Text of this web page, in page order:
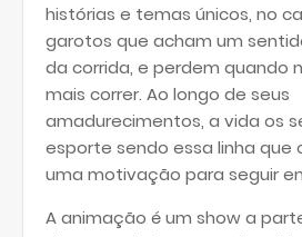
histórias e temas únicos, no
garotos que acham um
da corrida, e perdem quando
mais correr. Ao longo de seus
amadurecimentos, a vida os
esporte sendo essa linha que
uma motivação para seguir
A animação é um show a